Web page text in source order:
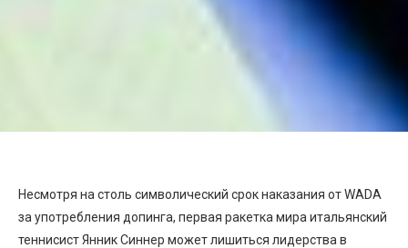
Несмотря на столь символический срок наказания от WADA
за употребления допинга, первая ракетка мира итальянский
теннисист Янник Синнер может лишиться лидерства в